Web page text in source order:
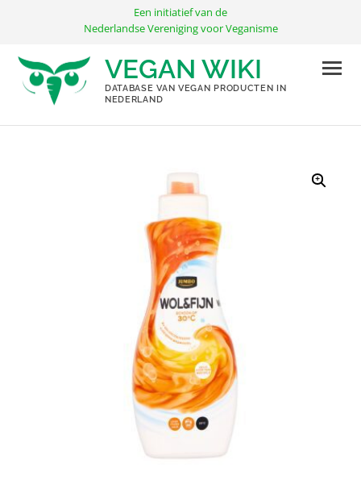
inhoud
Een initiatief van de
Nederlandse Vereniging voor Veganisme
VEGAN WIKI
DATABASE VAN VEGAN PRODUCTEN IN
NEDERLAND